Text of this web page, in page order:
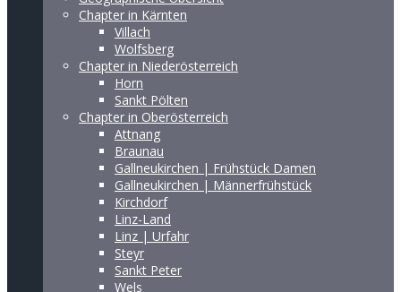
Chapter in Kärnten
Villach
Wolfsberg
Chapter in Niederösterreich
Horn
Sankt Pölten
Chapter in Oberösterreich
Attnang
Braunau
Gallneukirchen | Frühstück Damen
Gallneukirchen | Männerfrühstück
Kirchdorf
Linz-Land
Linz | Urfahr
Steyr
Sankt Peter
Wels